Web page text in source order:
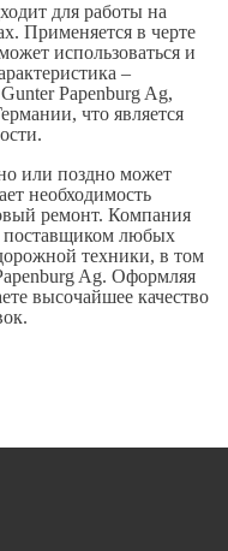
для работы на
Применяется в черте
использоваться и
–
Papenburg Ag,
что является
или поздно может
необходимость
ремонт. Компания
поставщиком любых
техники, в том
Ag. Оформляя
высочайшее качество